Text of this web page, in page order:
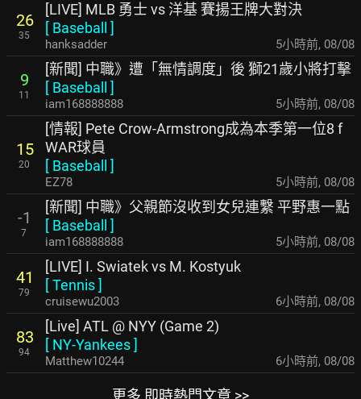
26
35
[LIVE] MLB 勇士 vs 洋基 賽揚王牌大對決
[ Baseball ]
hanksadder 5小時前, 08/08
9
11
[新聞] 中職》遭「無情調度」後 獅21歲小將打擊
[ Baseball ]
iam168888888 5小時前, 08/08
15
20
[情報] Pete Crow-Armstrong成為本季第一位8 f
WAR球員
[ Baseball ]
EZ78 5小時前, 08/08
-1
7
[新聞] 中職》父親節沒收到女兒連繫 平野惠一點
[ Baseball ]
iam168888888 5小時前, 08/08
41
79
[LIVE] I. Swiatek vs M. Kostyuk
[Tennis]
cruisewu2003 6小時前, 08/08
83
94
[Live] ATL @ NYY (Game 2)
[ NY-Yankees]
Matthew10244 6小時前, 08/08
更多 即時熱門文章 >>